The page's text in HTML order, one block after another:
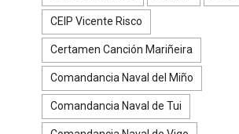
CEIP Vicente Risco
Certamen Canción Mariñeira
Comandancia Naval del Miño
Comandancia Naval de Tui